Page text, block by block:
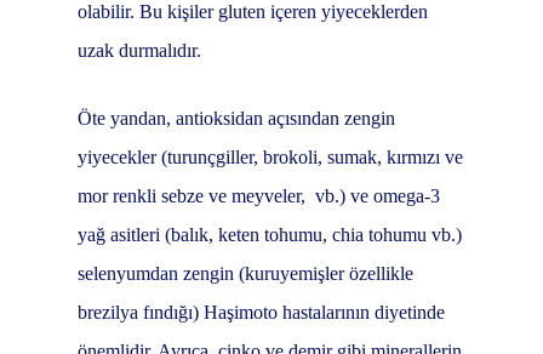
olabilir. Bu kişiler gluten içeren yiyeceklerden
uzak durmalıdır.
Öte yandan, antioksidan açısından zengin
yiyecekler (turunçgiller, brokoli, sumak, kırmızı ve
mor renkli sebze ve meyveler, vb.) ve omega-3
yağ asitleri (balık, keten tohumu, chia tohumu vb.)
selenyumdan zengin (kuruyemişler özellikle
brezilya fındığı) Haşimoto hastalarının diyetinde